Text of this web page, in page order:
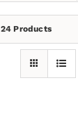
24 Products